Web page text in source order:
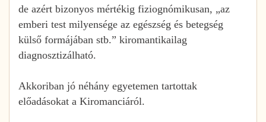
de azért bizonyos mértékig fiziognómikusan, „az
emberi test milyensége az egészség és betegség
külső formájában stb.” kiromantikailag
diagnosztizálható.
Akkoriban jó néhány egyetemen tartottak
előadásokat a Kiromanciáról.